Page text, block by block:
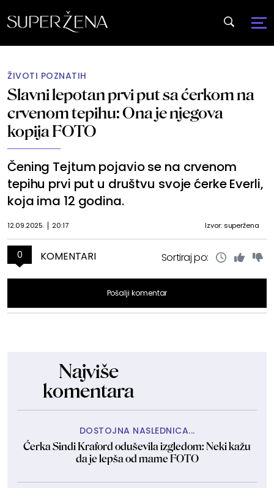
ŽIVOTI POZNATIH
Slavni lepotan prvi put sa ćerkom na
crvenom tepihu: Ona je njegova
kopija FOTO
Čening Tejtum pojavio se na crvenom
tepihu prvi put u društvu svoje ćerke Everli,
koja ima 12 godina.
12.09.2025. 20:17 Izvor: superžena
0 KOMENTARI Sortiraj po:
Pošalji komentar
Najviše
komentara
DOSTOJNA NASLEDNICA...
Ćerka Sindi Kraford oduševila izgledom: Neki kažu
da je lepša od mame FOTO